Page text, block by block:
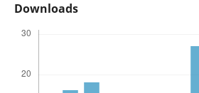
Downloads